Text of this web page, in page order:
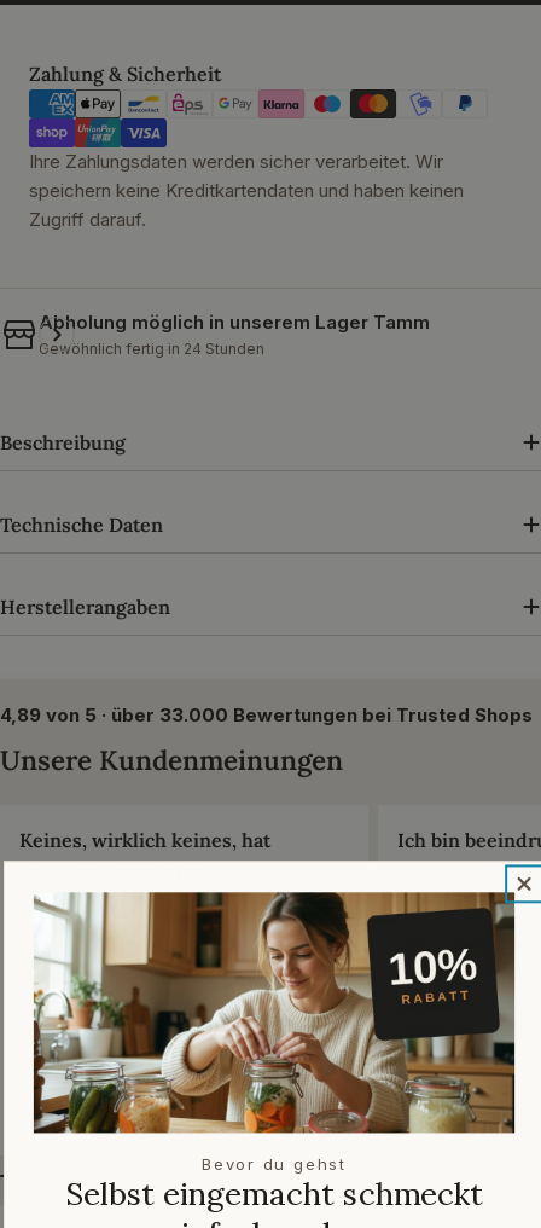
Zahlung & Sicherheit
Zahlungsmethoden
Ihre Zahlungsdaten werden sicher verarbeitet. Wir
speichern keine Kreditkartendaten und haben keinen
Zugriff darauf.
Abholung möglich in unserem Lager Tamm
Gewöhnlich fertig in 24 Stunden
Beschreibung
Technische Daten
Herstellerangaben
4,89 von 5 · über 33.000 Bewertungen bei Trusted Shops
Unsere Kundenmeinungen
Keines, wirklich keines, hat
Trusted Shops · März 2026
✓ Verifizierter Kauf
„Ich habe Vorratsgläser mit
Bügelverschluss bestellt. Es waren
über 30 Gläser. Es ist alles einfach so
gut verpackt gewesen, dass keines,
wirklich keines, Schaden genommen
hat.“
Ich bin
Armin D. · Trusted
✓ Verifizierter
„Besonders
mich die
Hier kann man
diese Firma
langjährige
Chapeau“
Bevor du gehst
Selbst eingemacht schmeckt